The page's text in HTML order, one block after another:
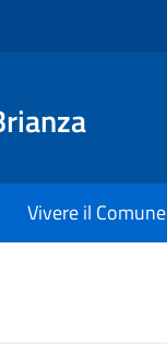
Vivere il Comune